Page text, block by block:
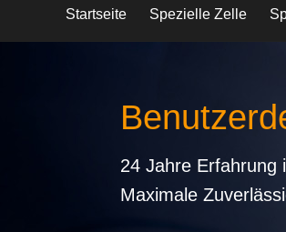
Startseite Spezielle Zelle
24 Jahre Erfahrung
Maximale